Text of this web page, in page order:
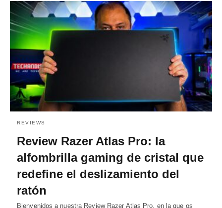
REVIEWS
Review Razer Atlas Pro: la
alfombrilla gaming de cristal que
redefine el deslizamiento del
ratón
Bienvenidos a nuestra Review Razer Atlas Pro, en la que os